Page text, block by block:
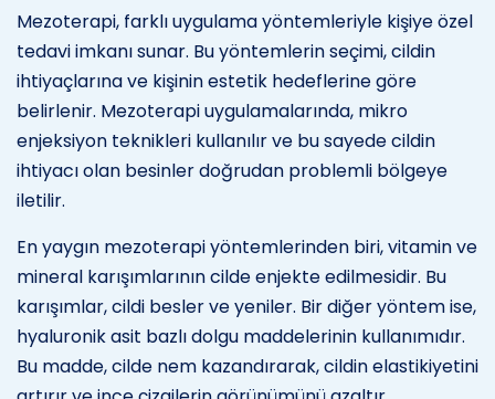
Mezoterapi, farklı uygulama yöntemleriyle kişiye özel
tedavi imkanı sunar. Bu yöntemlerin seçimi, cildin
ihtiyaçlarına ve kişinin estetik hedeflerine göre
belirlenir. Mezoterapi uygulamalarında, mikro
enjeksiyon teknikleri kullanılır ve bu sayede cildin
ihtiyacı olan besinler doğrudan problemli bölgeye
iletilir.
En yaygın mezoterapi yöntemlerinden biri, vitamin ve
mineral karışımlarının cilde enjekte edilmesidir. Bu
karışımlar, cildi besler ve yeniler. Bir diğer yöntem ise,
hyaluronik asit bazlı dolgu maddelerinin kullanımıdır.
Bu madde, cilde nem kazandırarak, cildin elastikiyetini